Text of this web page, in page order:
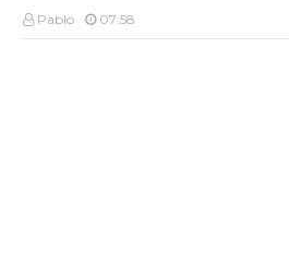
Pablo 07:58